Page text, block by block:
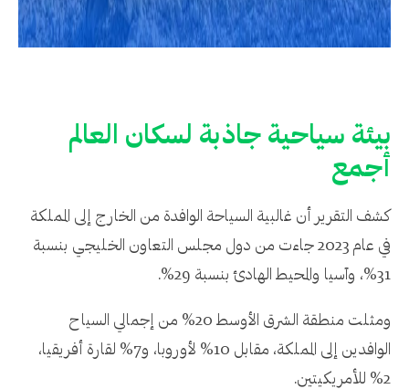
بيئة سياحية جاذبة لسكان العالم
أجمع
كشف التقرير أن غالبية السياحة الوافدة من الخارج إلى المملكة
في عام 2023 جاءت من دول مجلس التعاون الخليجي بنسبة
31%، وآسيا والمحيط الهادئ بنسبة 29%.
ومثلت منطقة الشرق الأوسط 20% من إجمالي السياح
الوافدين إلى المملكة، مقابل 10% لأوروبا، و7% لقارة أفريقيا،
2% للأمريكيتين.